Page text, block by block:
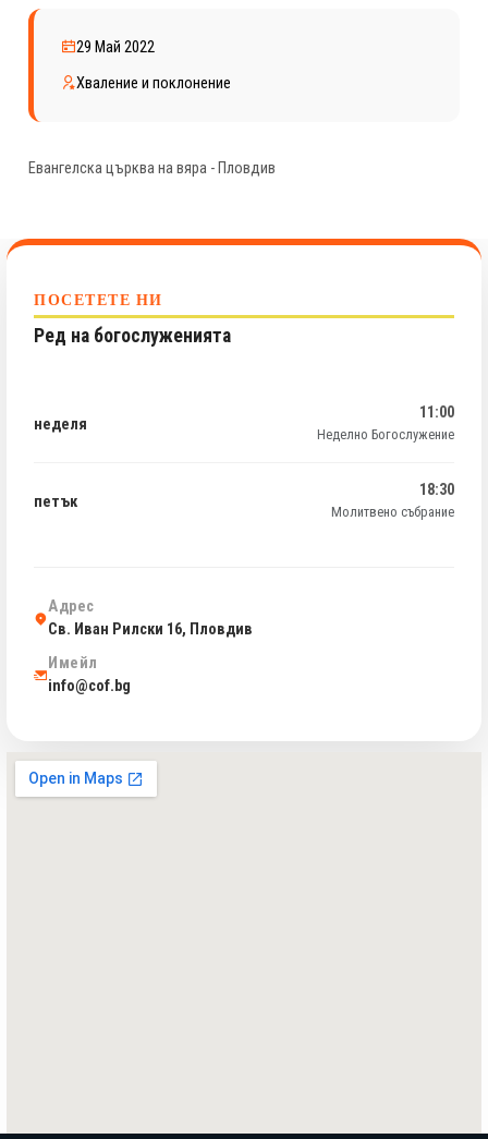
29 Май 2022
Хваление и поклонение
Евангелска църква на вяра - Пловдив
ПОСЕТЕТЕ НИ
Ред на богослуженията
неделя
11:00
Неделно Богослужение
петък
18:30
Молитвено събрание
Адрес
Св. Иван Рилски 16, Пловдив
Имейл
info@cof.bg